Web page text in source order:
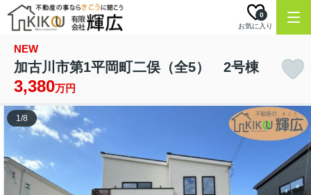
お気に入り
0
NEW
加古川市第1平岡町二俣（全5） 2号棟
3,380万円
1/8